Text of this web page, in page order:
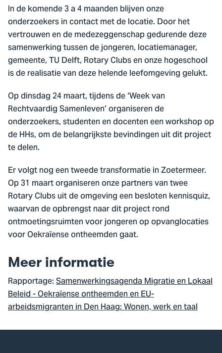
In de komende 3 a 4 maanden blijven onze
onderzoekers in contact met de locatie. Door het
vertrouwen en de medezeggenschap gedurende deze
samenwerking tussen de jongeren, locatiemanager,
gemeente, TU Delft, Rotary Clubs en onze hogeschool
is de realisatie van deze helende leefomgeving gelukt.
Op dinsdag 24 maart, tijdens de ‘Week van
Rechtvaardig Samenleven’ organiseren de
onderzoekers, studenten en docenten een workshop op
de HHs, om de belangrijkste bevindingen uit dit project
te delen.
Er volgt nog een tweede transformatie in Zoetermeer.
Op 31 maart organiseren onze partners van twee
Rotary Clubs uit de omgeving een besloten kennisquiz,
waarvan de opbrengst naar dit project rond
ontmoetingsruimten voor jongeren op opvanglocaties
voor Oekraïense ontheemden gaat.
Meer informatie
Rapportage:Samenwerkingsagenda Migratie en Lokaal
Beleid - Oekraïense ontheemden en EU-
arbeidsmigranten in Den Haag: Wonen, werk en taal